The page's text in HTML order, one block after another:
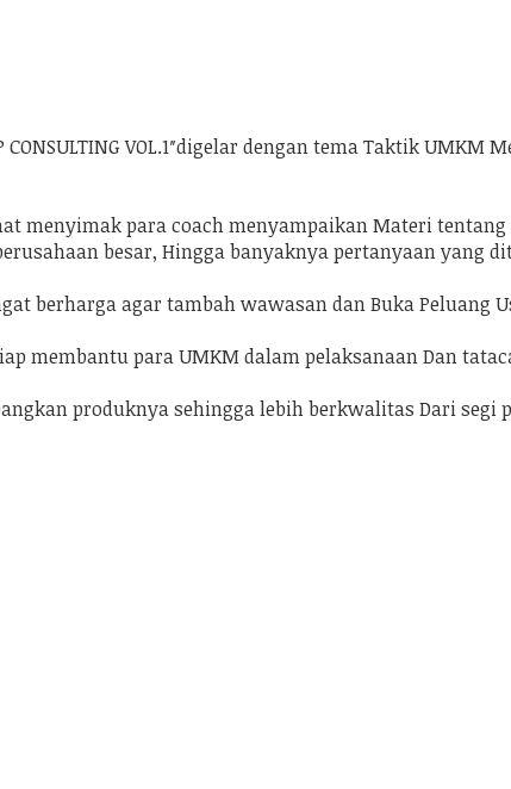
CONSULTING VOL.1″digelar dengan tema Taktik
menyimak para coach menyampaikan Materi
besar, Hingga banyaknya pertanyaan yang
berharga agar tambah wawasan dan Buka Peluang
membantu para UMKM dalam pelaksanaan Dan
produknya sehingga lebih berkwalitas Dari